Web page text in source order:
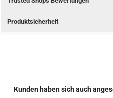
Produktsicherheit
Produktgalerie überspringen
Kunden haben sich auch